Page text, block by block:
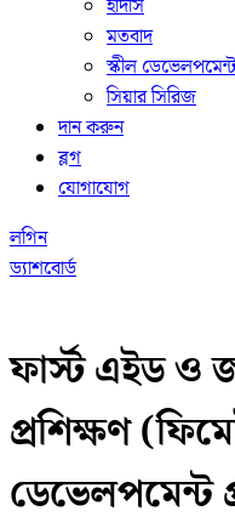
হাদীস
মতবাদ
স্কীল ডেভেলপমেন্ট
সিয়ার সিরিজ
দান করুন
ব্লগ
যোগাযোগ
লগিন
ড্যাশবোর্ড
ফার্স্ট এইড ও
প্রশিক্ষণ
ডেভেলপমেন্ট